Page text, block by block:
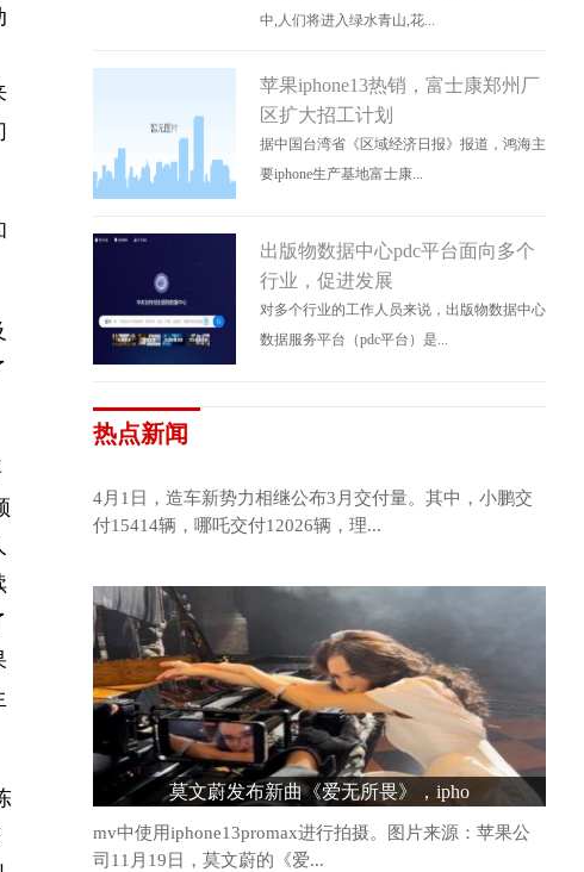
中,人们将进入绿水青山,花...
苹果iphone13热销，富士康郑州厂
区扩大招工计划
据中国台湾省《区域经济日报》报道，鸿海主
要iphone生产基地富士康...
出版物数据中心pdc平台面向多个
行业，促进发展
对多个行业的工作人员来说，出版物数据中心
数据服务平台（pdc平台）是...
热点新闻
造车新势力格局生变：头部阵营松动，“
4月1日，造车新势力相继公布3月交付量。其中，小鹏交
付15414辆，哪吒交付12026辆，理...
莫文蔚发布新曲《爱无所畏》，ipho
mv中使用iphone13promax进行拍摄。图片来源：苹果公
司11月19日，莫文蔚的《爱...